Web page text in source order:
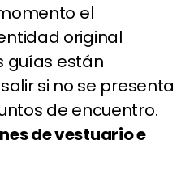
el
original
guías están
si no se presenta
de encuentro.
de vestuario e